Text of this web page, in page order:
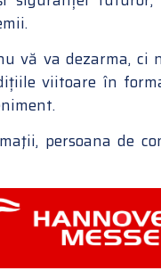
vă va dezarma, ci
viitoare în
persoana de